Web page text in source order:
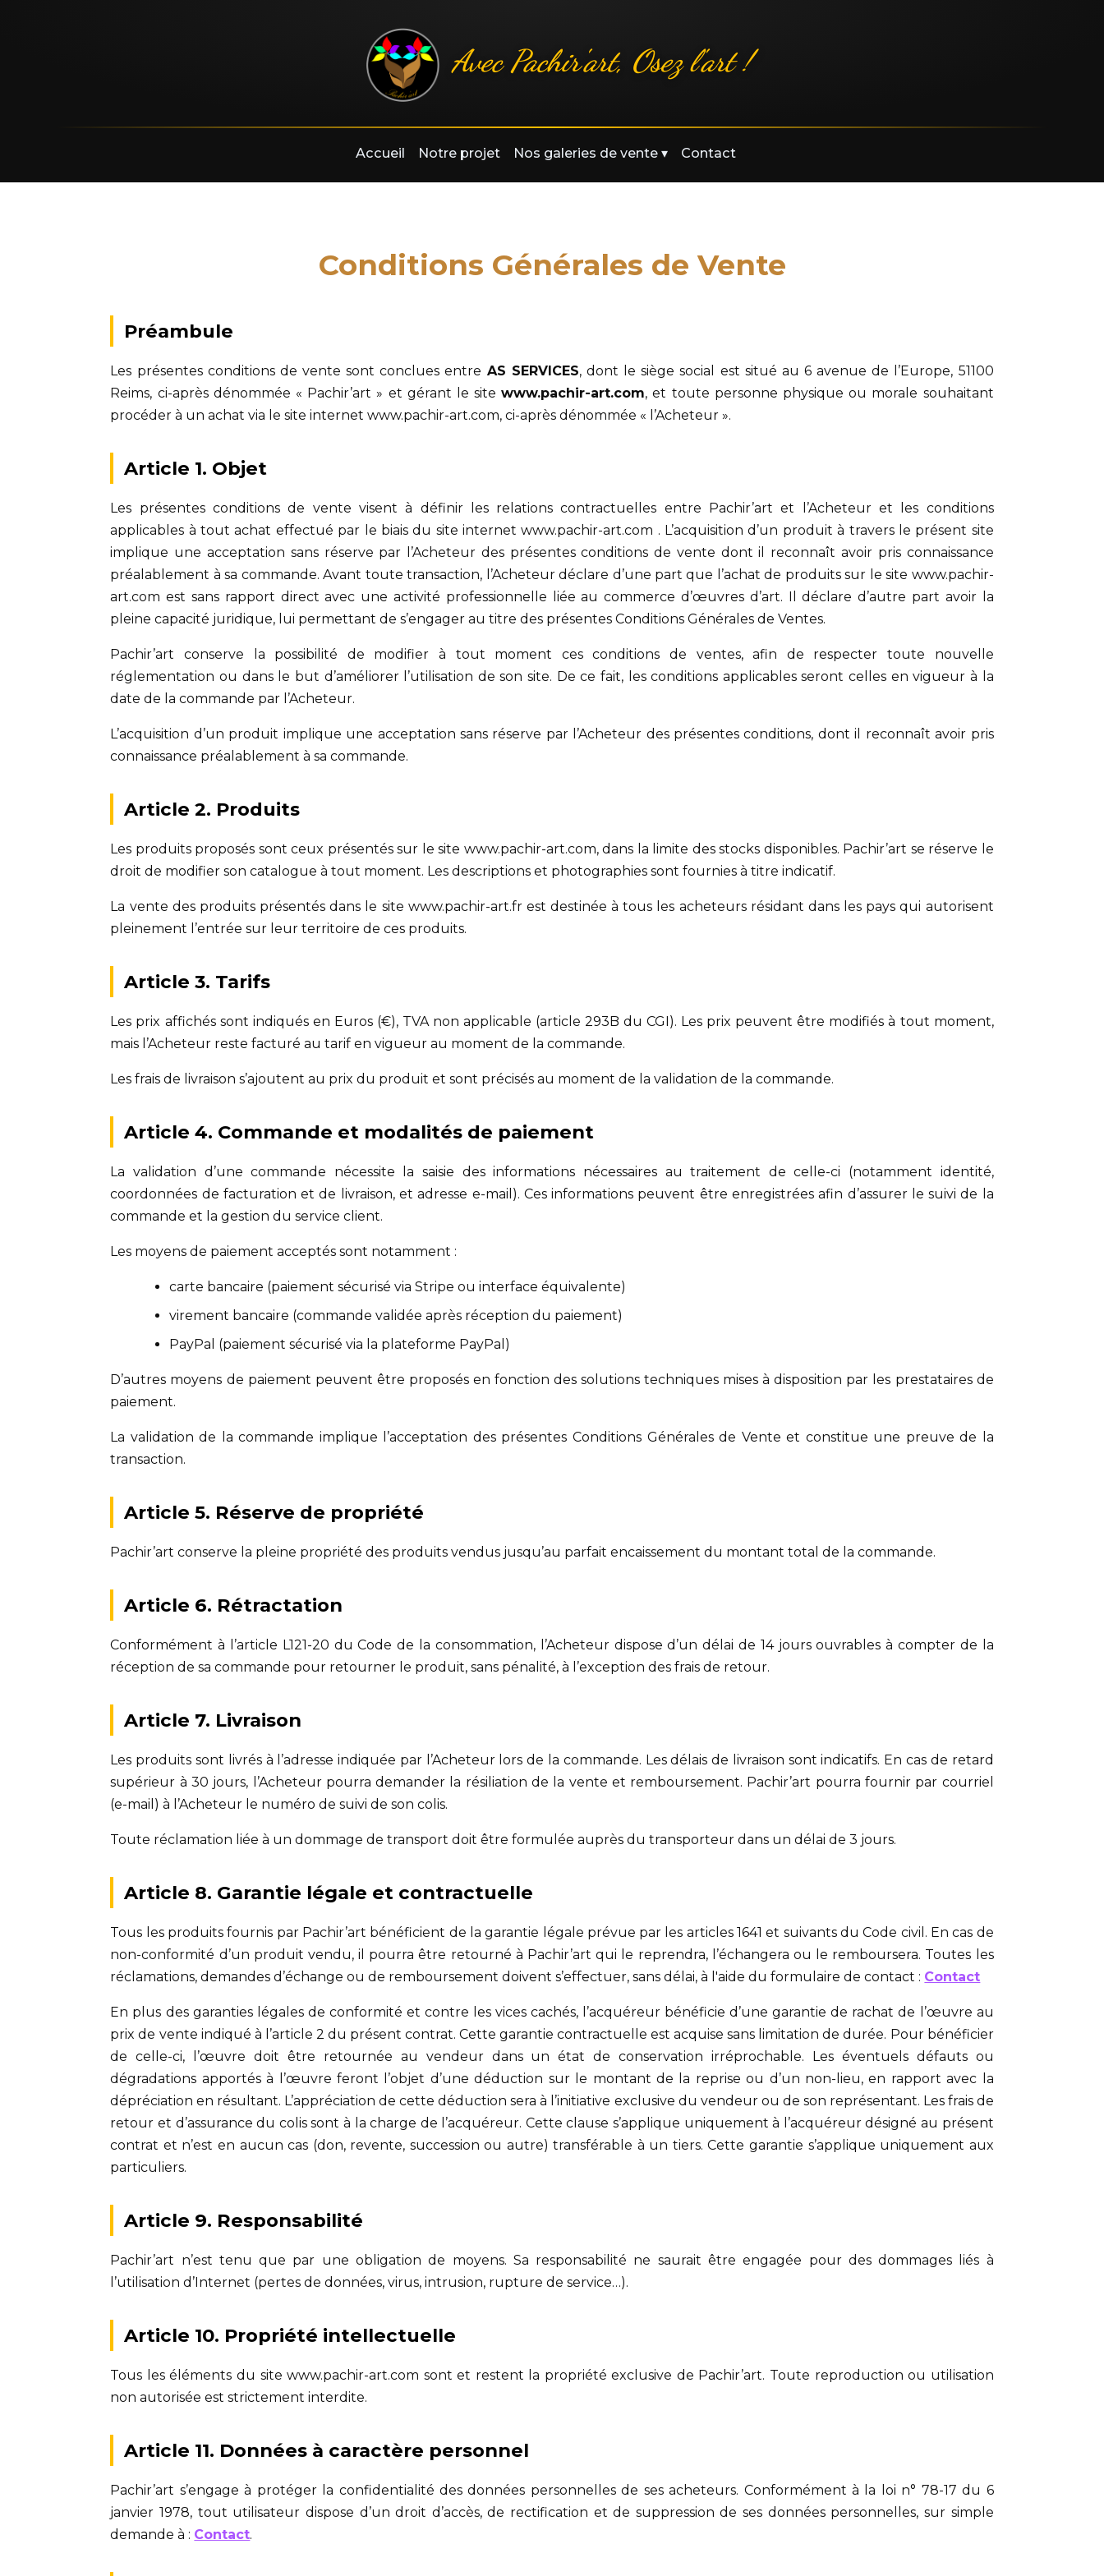
Avec Pachir'art, Osez l'art !
Accueil Notre projet Nos galeries de vente▾ Contact
Conditions Générales de Vente
Préambule
Les présentes conditions de vente sont conclues entre AS SERVICES, dont le siège social est situé au 6 avenue de l’Europe, 51100
Reims, ci-après dénommée « Pachir’art » et gérant le sitewww.pachir-art.com, et toute personne physique ou morale souhaitant
procéder à un achat via le site internet www.pachir-art.com, ci-après dénommée « l’Acheteur ».
Article 1. Objet
Les présentes conditions de vente visent à définir les relations contractuelles entre Pachir’art et l’Acheteur et les conditions
applicables à tout achat effectué par le biais du site internet www.pachir-art.com . L’acquisition d’un produit à travers le présent site
implique une acceptation sans réserve par l’Acheteur des présentes conditions de vente dont il reconnaît avoir pris connaissance
préalablement à sa commande. Avant toute transaction, l’Acheteur déclare d’une part que l’achat de produits sur le site www.pachir-
art.com est sans rapport direct avec une activité professionnelle liée au commerce d’œuvres d’art. Il déclare d’autre part avoir la
pleine capacité juridique, lui permettant de s’engager au titre des présentes Conditions Générales de Ventes.
Pachir’art conserve la possibilité de modifier à tout moment ces conditions de ventes, afin de respecter toute nouvelle
réglementation ou dans le but d’améliorer l’utilisation de son site. De ce fait, les conditions applicables seront celles en vigueur à la
date de la commande par l’Acheteur.
L’acquisition d’un produit implique une acceptation sans réserve par l’Acheteur des présentes conditions, dont il reconnaît avoir pris
connaissance préalablement à sa commande.
Article 2. Produits
Les produits proposés sont ceux présentés sur le site www.pachir-art.com, dans la limite des stocks disponibles. Pachir’art se réserve le
droit de modifier son catalogue à tout moment. Les descriptions et photographies sont fournies à titre indicatif.
La vente des produits présentés dans le site www.pachir-art.fr est destinée à tous les acheteurs résidant dans les pays qui autorisent
pleinement l’entrée sur leur territoire de ces produits.
Article 3. Tarifs
Les prix affichés sont indiqués en Euros (€), TVA non applicable (article 293B du CGI). Les prix peuvent être modifiés à tout moment,
mais l’Acheteur reste facturé au tarif en vigueur au moment de la commande.
Les frais de livraison s’ajoutent au prix du produit et sont précisés au moment de la validation de la commande.
Article 4. Commande et modalités de paiement
La validation d’une commande nécessite la saisie des informations nécessaires au traitement de celle-ci (notamment identité,
coordonnées de facturation et de livraison, et adresse e-mail). Ces informations peuvent être enregistrées afin d’assurer le suivi de la
commande et la gestion du service client.
Les moyens de paiement acceptés sont notamment :
carte bancaire (paiement sécurisé via Stripe ou interface équivalente)
virement bancaire (commande validée après réception du paiement)
PayPal (paiement sécurisé via la plateforme PayPal)
D’autres moyens de paiement peuvent être proposés en fonction des solutions techniques mises à disposition par les prestataires de
paiement.
La validation de la commande implique l’acceptation des présentes Conditions Générales de Vente et constitue une preuve de la
transaction.
Article 5. Réserve de propriété
Pachir’art conserve la pleine propriété des produits vendus jusqu’au parfait encaissement du montant total de la commande.
Article 6. Rétractation
Conformément à l’article L121-20 du Code de la consommation, l’Acheteur dispose d’un délai de 14 jours ouvrables à compter de la
réception de sa commande pour retourner le produit, sans pénalité, à l’exception des frais de retour.
Article 7. Livraison
Les produits sont livrés à l’adresse indiquée par l’Acheteur lors de la commande. Les délais de livraison sont indicatifs. En cas de retard
supérieur à 30 jours, l’Acheteur pourra demander la résiliation de la vente et remboursement. Pachir’art pourra fournir par courriel
(e-mail) à l’Acheteur le numéro de suivi de son colis.
Toute réclamation liée à un dommage de transport doit être formulée auprès du transporteur dans un délai de 3 jours.
Article 8. Garantie légale et contractuelle
Tous les produits fournis par Pachir’art bénéficient de la garantie légale prévue par les articles 1641 et suivants du Code civil. En cas de
non-conformité d’un produit vendu, il pourra être retourné à Pachir’art qui le reprendra, l’échangera ou le remboursera. Toutes les
réclamations, demandes d’échange ou de remboursement doivent s’effectuer, sans délai, à l'aide du formulaire de contact : Contact
En plus des garanties légales de conformité et contre les vices cachés, l’acquéreur bénéficie d’une garantie de rachat de l’œuvre au
prix de vente indiqué à l’article 2 du présent contrat. Cette garantie contractuelle est acquise sans limitation de durée. Pour bénéficier
de celle-ci, l’œuvre doit être retournée au vendeur dans un état de conservation irréprochable. Les éventuels défauts ou
dégradations apportés à l’œuvre feront l’objet d’une déduction sur le montant de la reprise ou d’un non-lieu, en rapport avec la
dépréciation en résultant. L’appréciation de cette déduction sera à l’initiative exclusive du vendeur ou de son représentant. Les frais de
retour et d’assurance du colis sont à la charge de l’acquéreur. Cette clause s’applique uniquement à l’acquéreur désigné au présent
contrat et n’est en aucun cas (don, revente, succession ou autre) transférable à un tiers. Cette garantie s’applique uniquement aux
particuliers.
Article 9. Responsabilité
Pachir’art n’est tenu que par une obligation de moyens. Sa responsabilité ne saurait être engagée pour des dommages liés à
l’utilisation d’Internet (pertes de données, virus, intrusion, rupture de service…).
Article 10. Propriété intellectuelle
Tous les éléments du site www.pachir-art.com sont et restent la propriété exclusive de Pachir’art. Toute reproduction ou utilisation
non autorisée est strictement interdite.
Article 11. Données à caractère personnel
Pachir’art s’engage à protéger la confidentialité des données personnelles de ses acheteurs. Conformément à la loi n° 78-17 du 6
janvier 1978, tout utilisateur dispose d’un droit d’accès, de rectification et de suppression de ses données personnelles, sur simple
demande à : Contact.